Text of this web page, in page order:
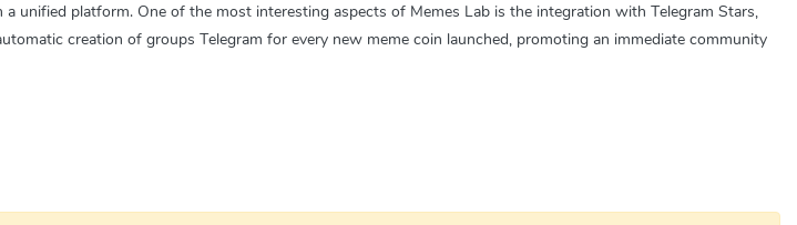
unified platform. One of the most interesting aspects of Memes Lab is the integration with Telegram Stars,
creation of groups Telegram for every new meme coin launched, promoting an immediate community